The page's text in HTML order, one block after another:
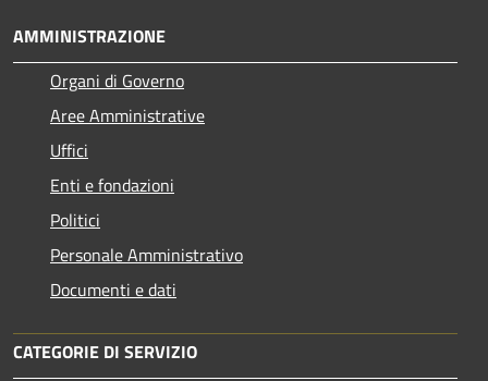
AMMINISTRAZIONE
Organi di Governo
Aree Amministrative
Uffici
Enti e fondazioni
Politici
Personale Amministrativo
Documenti e dati
CATEGORIE DI SERVIZIO